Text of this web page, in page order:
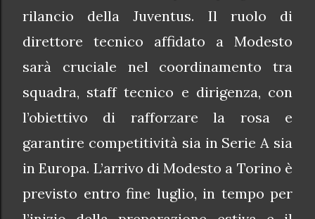
rilancio della Juventus. Il ruolo di
direttore tecnico affidato a Modesto
sarà cruciale nel coordinamento tra
squadra, staff tecnico e dirigenza, con
l’obiettivo di rafforzare la rosa e
garantire competitività sia in Serie A sia
in Europa. L’arrivo di Modesto a Torino è
previsto entro fine luglio, in tempo per